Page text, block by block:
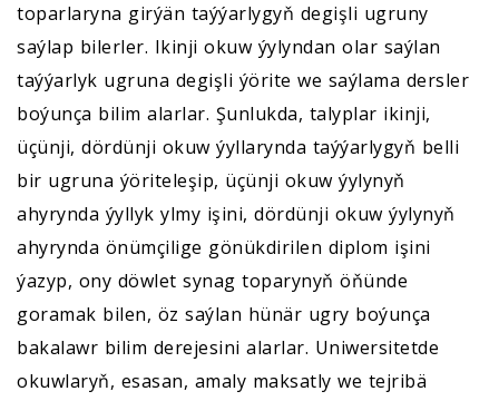
toparlaryna girýän taýýarlygyň degişli ugruny
saýlap bilerler. Ikinji okuw ýylyndan olar saýlan
taýýarlyk ugruna degişli ýörite we saýlama dersler
boýunça bilim alarlar. Şunlukda, talyplar ikinji,
üçünji, dördünji okuw ýyllarynda taýýarlygyň belli
bir ugruna ýöriteleşip, üçünji okuw ýylynyň
ahyrynda ýyllyk ylmy işini, dördünji okuw ýylynyň
ahyrynda önümçilige gönükdirilen diplom işini
ýazyp, ony döwlet synag toparynyň öňünde
goramak bilen, öz saýlan hünär ugry boýunça
bakalawr bilim derejesini alarlar. Uniwersitetde
okuwlaryň, esasan, amaly maksatly we tejribä